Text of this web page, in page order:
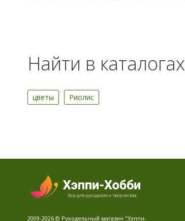
Найти в каталогах
цветы Риолис
2009-2026 © Рукодельный магазин "Хэппи-